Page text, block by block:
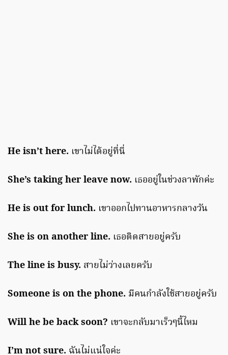
He isn’t here. เขาไม่ได้อยู่ที่นี่
She’s taking her leave now. เธออยู่ในช่วงลาพักค่ะ
He is out for lunch. เขาออกไปทานอาหารกลางวัน
She is on another line. เธอติดสายอยู่ครับ
The line is busy. สายไม่ว่างเลยครับ
Someone is on the phone. มีคนกำลังใช้สายอยู่ครับ
Will he be back soon? เขาจะกลับมาเร็วๆนี้ไหม
I’m not sure. ฉันไม่แน่ใจค่ะ